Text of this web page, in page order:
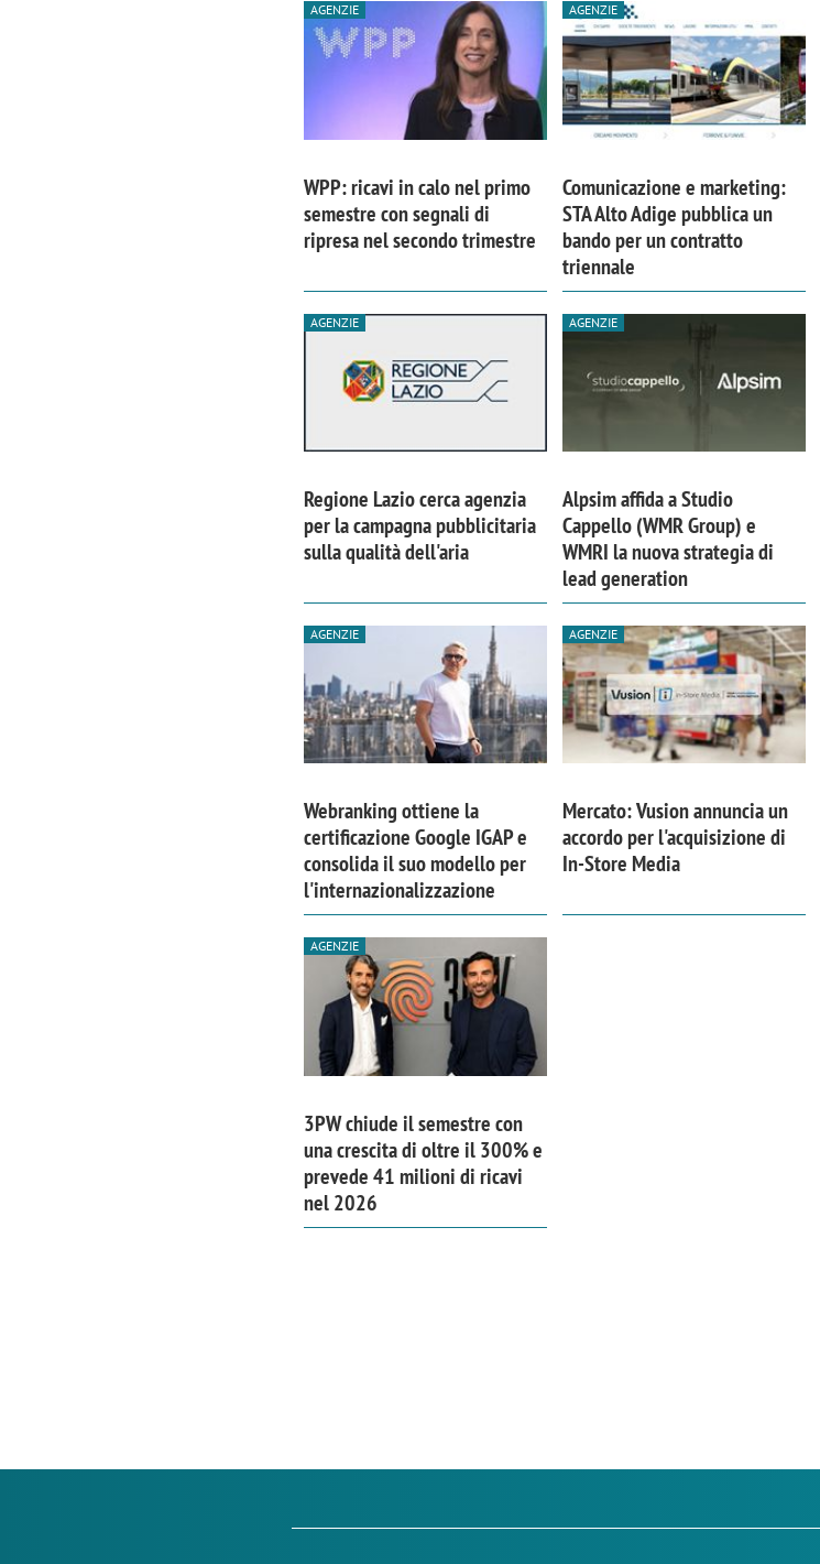
AGENZIE
WPP: ricavi in calo nel primo
semestre con segnali di
ripresa nel secondo trimestre
AGENZIE
Comunicazione e marketing:
STA Alto Adige pubblica un
bando per un contratto
triennale
AGENZIE
Regione Lazio cerca agenzia
per la campagna pubblicitaria
sulla qualità dell'aria
AGENZIE
Alpsim affida a Studio
Cappello (WMR Group) e
WMRI la nuova strategia di
lead generation
AGENZIE
Webranking ottiene la
certificazione Google IGAP e
consolida il suo modello per
l'internazionalizzazione
AGENZIE
Mercato: Vusion annuncia un
accordo per l'acquisizione di
In-Store Media
AGENZIE
3PW chiude il semestre con
una crescita di oltre il 300% e
prevede 41 milioni di ricavi
nel 2026
comunicazione crea un brand food:
Emanuele Viora di Deloitte Digital:
«La creatività resta centrale, l’AI deve
amplificare il talento»